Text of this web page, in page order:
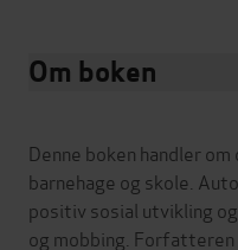
Om boken
Denne boken handler
barnehage og skole.
positiv sosial utvikling
og mobbing. Forfatteren